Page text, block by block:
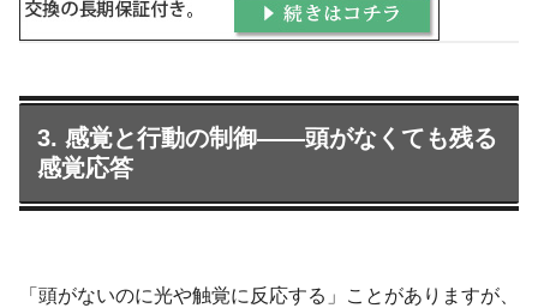
3. 感覚と行動の制御――頭がなくても残る
感覚応答
「頭がないのに光や触覚に反応する」ことがありますが、